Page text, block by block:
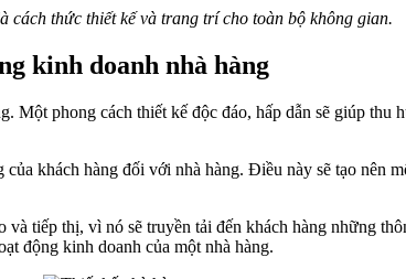
cách thức thiết kế và trang trí cho toàn bộ không gian.
kinh doanh nhà hàng
phong cách thiết kế độc đáo, hấp dẫn sẽ giúp thu
khách hàng đối với nhà hàng. Điều này sẽ tạo nên
tiếp thị, vì nó sẽ truyền tải đến khách hàng những
động kinh doanh của một nhà hàng.